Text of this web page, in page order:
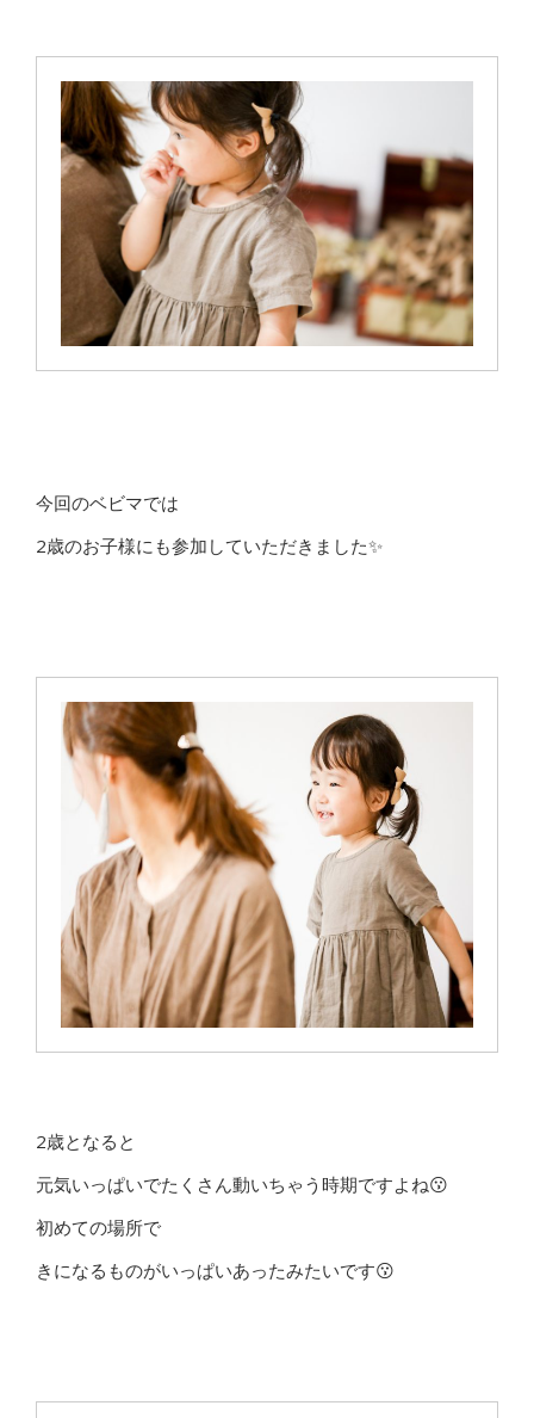
今回のベビマでは
2歳のお子様にも参加していただきました✨
2歳となると
元気いっぱいでたくさん動いちゃう時期ですよね😗
初めての場所で
きになるものがいっぱいあったみたいです😗